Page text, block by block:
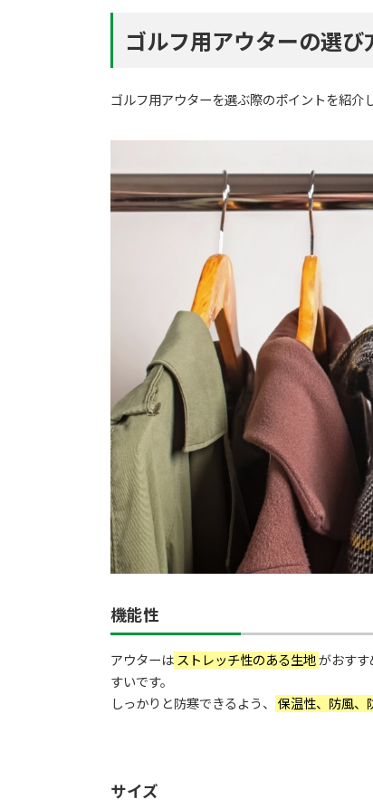
ゴルフ用アウターの選び
ゴルフ用アウターを選ぶ際のポイントを紹介し
機能性
アウターは ストレッチ性のある生地がおすす
すいです。
しっかりと防寒できるよう、
保温性、防風、
サイズ